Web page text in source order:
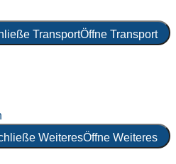
TransportÖffne Transport
WeiteresÖffne Weiteres